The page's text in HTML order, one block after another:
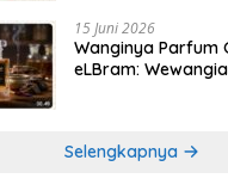
Minangkabau
15 Juni 2026
Wanginya Parfum
eLBram:
Selengkapnya